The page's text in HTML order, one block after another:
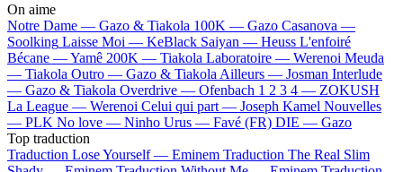
On aime
Notre Dame — Gazo & Tiakola 100K — Gazo Casanova —
Soolking Laisse Moi — KeBlack Saiyan — Heuss L'enfoiré
Bécane —Yamê 200K — Tiakola Laboratoire — Werenoi Meuda
— Tiakola Outro — Gazo & Tiakola Ailleurs — Josman Interlude
— Gazo & Tiakola Overdrive — Ofenbach 1 2 3 4 — ZOKUSH
La League — Werenoi Celui qui part — Joseph Kamel Nouvelles
— PLK No love — Ninho Urus — Favé (FR) DIE — Gazo
Top traduction
Traduction Lose Yourself — Eminem Traduction The Real Slim